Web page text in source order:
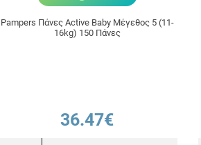
Pampers Πάνες Active Baby Μέγεθος 5 (11-
16kg) 150 Πάνες
36.47€